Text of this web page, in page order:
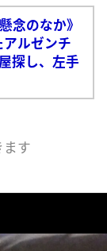
念のなか》
ルゼンチ
探し、左手
す